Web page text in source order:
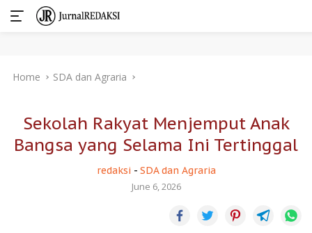
Home SDA dan Agraria
Sekolah Rakyat Menjemput Anak
Bangsa yang Selama Ini Tertinggal
redaksi - SDA dan Agraria
June 6, 2026